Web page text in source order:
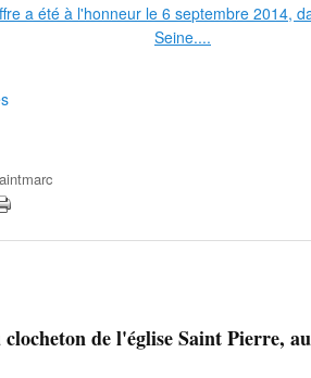
de l'église Saint Pierre,